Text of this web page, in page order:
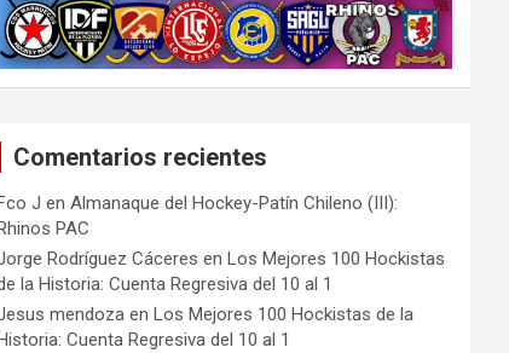
Comentarios recientes
J enAlmanaque del Hockey-Patín Chileno (III):
PAC
Rodríguez Cáceres enLos Mejores 100 Hockistas
la Historia: Cuenta Regresiva del 10 al 1
mendoza enLos Mejores 100 Hockistas de la
Cuenta Regresiva del 10 al 1